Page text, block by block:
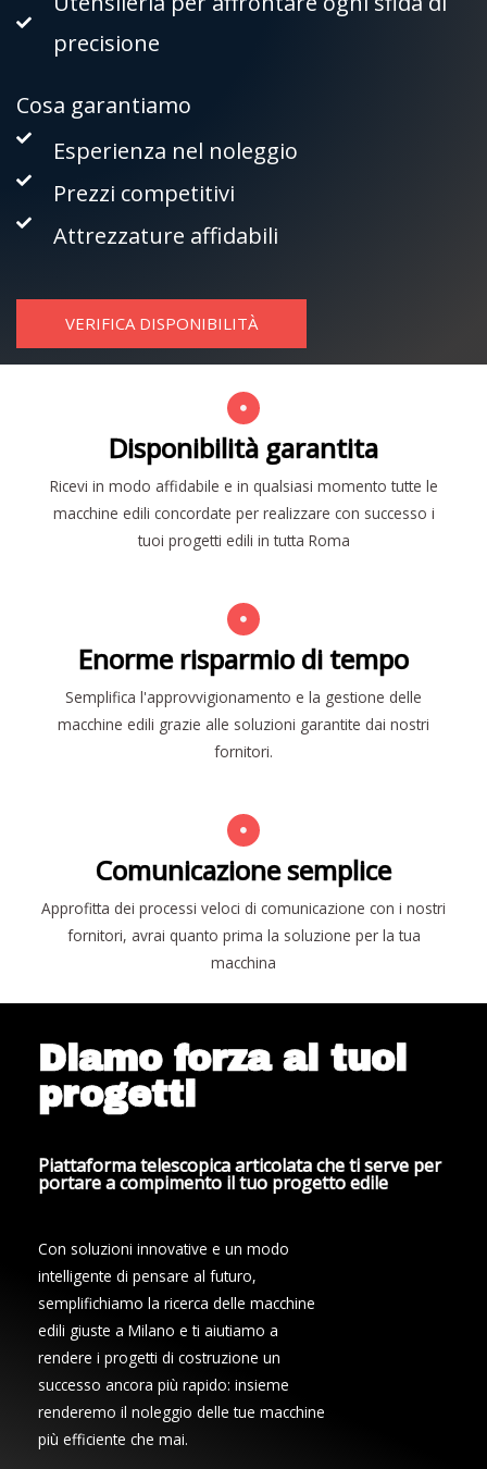
precisione
Cosa garantiamo
Esperienza nel noleggio
Prezzi competitivi
Attrezzature affidabili
VERIFICA DISPONIBILITÀ
Disponibilità garantita
Ricevi in modo affidabile e in qualsiasi momento tutte le
macchine edili concordate per realizzare con successo i
tuoi progetti edili in tutta Roma
Enorme risparmio di tempo
Semplifica l'approvvigionamento e la gestione delle
macchine edili grazie alle soluzioni garantite dai nostri
fornitori.
Comunicazione semplice
Approfitta dei processi veloci di comunicazione con i nostri
fornitori, avrai quanto prima la soluzione per la tua
macchina
Diamo forza ai tuoi
progetti
Piattaforma telescopica articolata che ti serve per
portare a compimento il tuo progetto edile
Con soluzioni innovative e un modo
intelligente di pensare al futuro,
semplifichiamo la ricerca delle macchine
edili giuste a Milano e ti aiutiamo a
rendere i progetti di costruzione un
successo ancora più rapido: insieme
renderemo il noleggio delle tue macchine
più efficiente che mai.